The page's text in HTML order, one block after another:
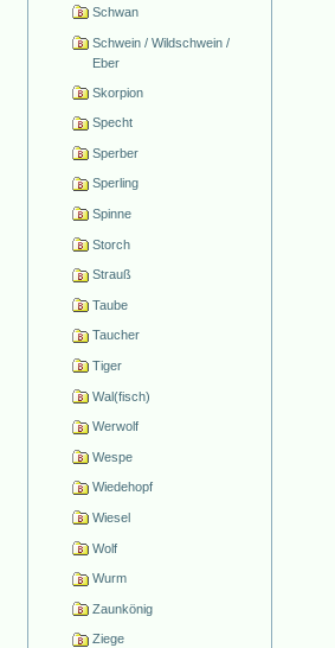
Schwan
Schwein / Wildschwein /
Eber
Skorpion
Specht
Sperber
Sperling
Spinne
Storch
Strauß
Taube
Taucher
Tiger
Wal(fisch)
Werwolf
Wespe
Wiedehopf
Wiesel
Wolf
Wurm
Zaunkönig
Ziege